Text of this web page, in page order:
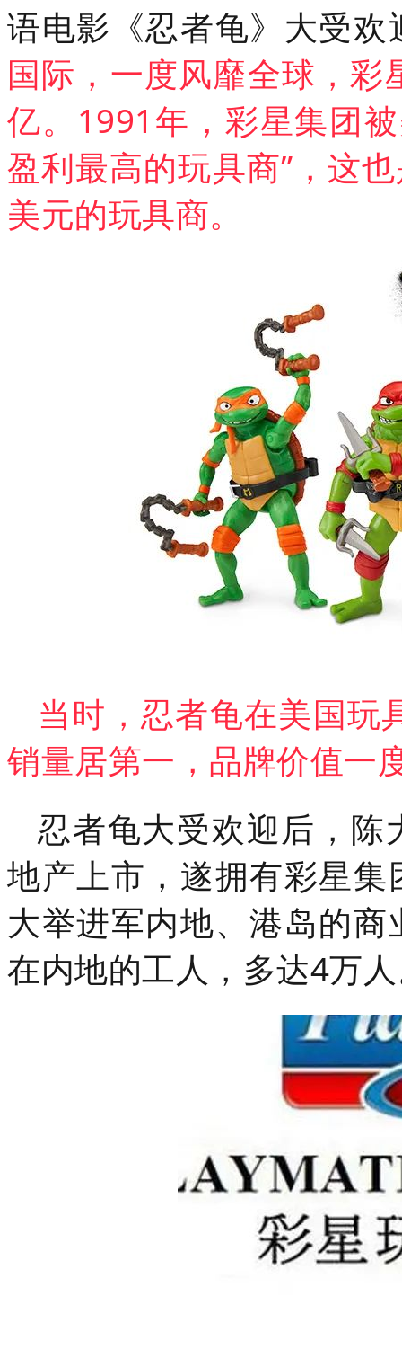
语电影《忍者龟》大受欢
国际，一度风靡全球，
亿。1991年，彩星集团
盈利最高的玩具商”，这
美元的玩具商。
当时，忍者龟在美国玩
销量居第一，品牌价值一
忍者龟大受欢迎后， 陈
地产上市，遂拥有彩星
大举进军内地、港岛的
在内地的工人，多达4万